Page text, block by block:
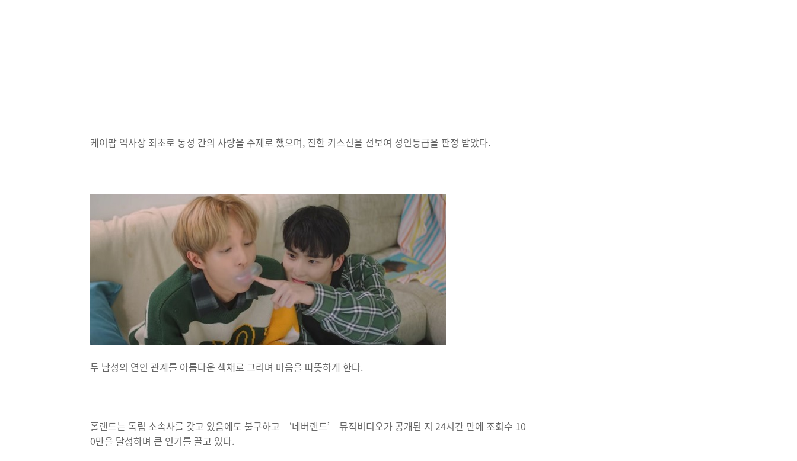
케이팝 역사상 최초로 동성 간의 사랑을 주제로 했으며, 진한 키스신을 선보여 성인등급을 판정 받았다.
두 남성의 연인 관계를 아름다운 색채로 그리며 마음을 따뜻하게 한다.
홀랜드는 독립 소속사를 갖고 있음에도 불구하고 ‘네버랜드’ 뮤직비디오가 공개된 지 24시간 만에 조회수 10
0만을 달성하며 큰 인기를 끌고 있다.